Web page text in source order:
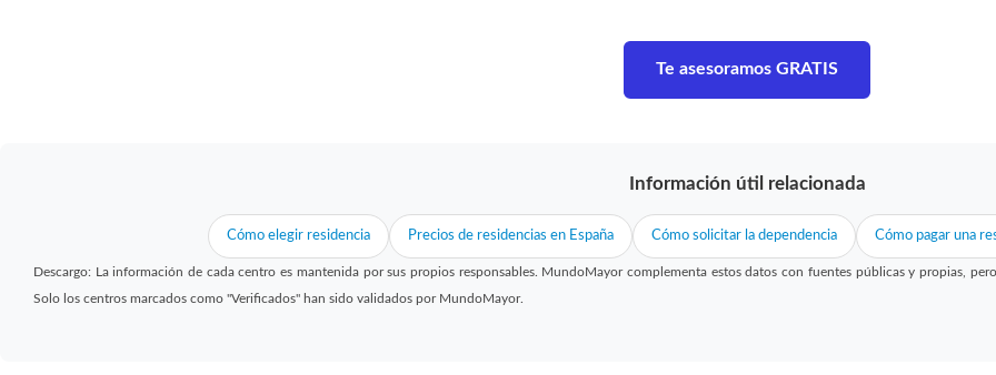
Te asesoramos GRATIS
Información útil relacionada
Cómo elegir residencia Precios de residencias en España Cómo solicitar la dependencia Cómo pagar una
Descargo: La información de cada centro es mantenida por sus propios responsables. MundoMayor complementa estos datos con fuentes públicas y propias,
Solo los centros marcados como "Verificados" han sido validados por MundoMayor.